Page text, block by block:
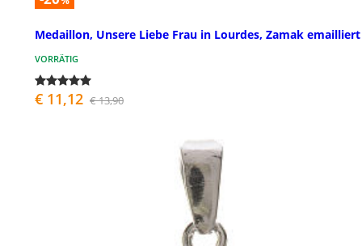
Medaillon, Unsere Liebe Frau in Lourdes, Zamak emailliert
VORRÄTIG
€ 11,12 € 13,90